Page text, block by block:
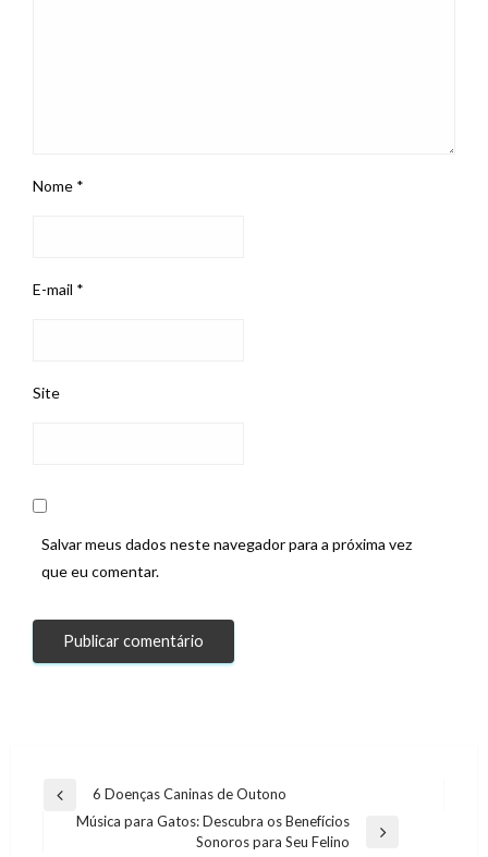
Nome *
E-mail *
Site
Salvar meus dados neste navegador para a próxima vez
que eu comentar.
Navegação
Previous6 Doenças Caninas de Outono
Música para Gatos: Descubra os Benefícios
Sonoros para Seu Felino